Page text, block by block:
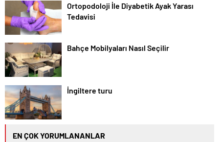
Ortopodoloji İle Diyabetik Ayak Yarası
Tedavisi
Bahçe Mobilyaları Nasıl Seçilir
İngiltere turu
EN ÇOK YORUMLANANLAR